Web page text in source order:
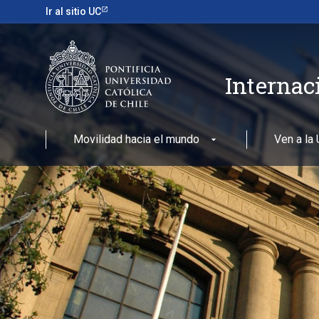
Ir al sitio UC
Movilidad hacia el mundo Ven a la